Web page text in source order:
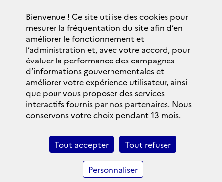
Bienvenue ! Ce site utilise des cookies pour
mesurer la fréquentation du site afin d’en
améliorer le fonctionnement et
l’administration et, avec votre accord, pour
évaluer la performance des campagnes
d’informations gouvernementales et
améliorer votre expérience utilisateur, ainsi
que pour vous proposer des services
interactifs fournis par nos partenaires. Nous
conservons votre choix pendant 13 mois.
Tout accepter Tout refuser
Personnaliser
Sections régionales interministérielles (SRIAS) Corse
PLAN DU SITE
Contact
Mentions légales
Accessibilité : partiellement conforme
Données personnelles et cookies